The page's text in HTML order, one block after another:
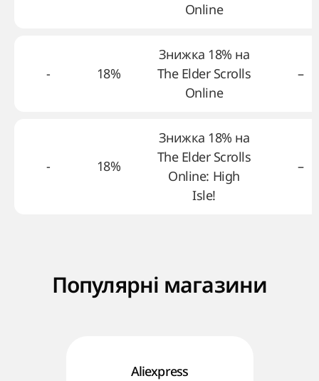
Online
- 18%
Знижка 18% на
The Elder Scrolls
Online
–
- 18%
Знижка 18% на
The Elder Scrolls
Online: High
Isle!
–
Популярні магазини
Aliexpress